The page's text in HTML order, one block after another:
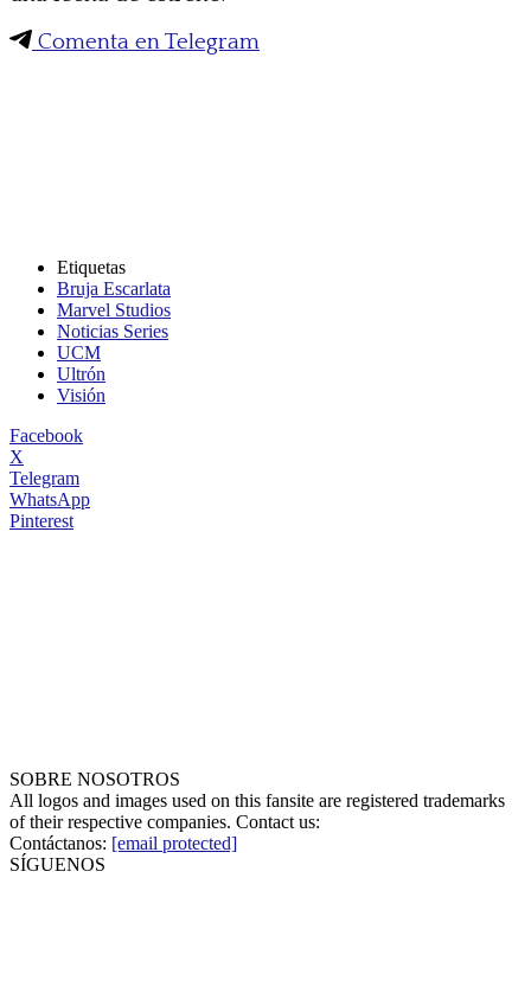
Comenta en Telegram
Etiquetas
Bruja Escarlata
Marvel Studios
Noticias Series
UCM
Ultrón
Visión
Facebook
X
Telegram
WhatsApp
Pinterest
SOBRE NOSOTROS
All logos and images used on this fansite are registered trademarks
of their respective companies. Contact us:
Contáctanos: [email protected]
SÍGUENOS